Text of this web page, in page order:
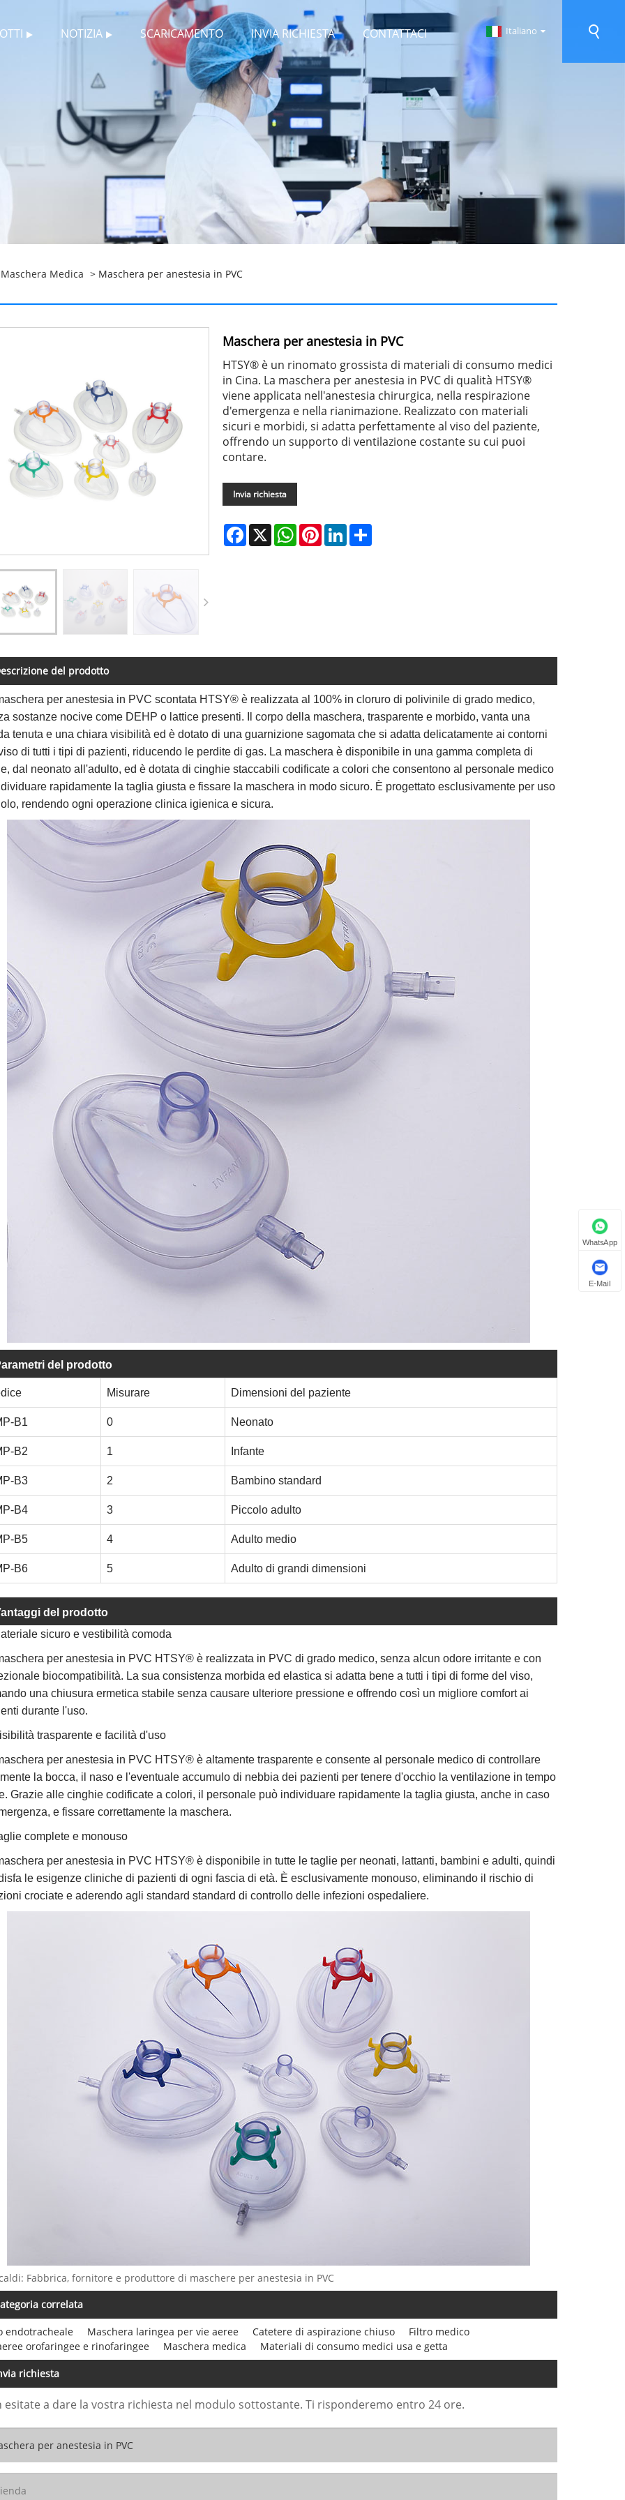
NOTIZIA SCARICAMENTO INVIA RICHIESTA CONTATTACI Italiano
Maschera Medica > Maschera per anestesia in PVC
Maschera per anestesia in PVC
HTSY® è un rinomato grossista di materiali di consumo medici
in Cina. La maschera per anestesia in PVC di qualità HTSY®
viene applicata nell'anestesia chirurgica, nella respirazione
d'emergenza e nella rianimazione. Realizzato con materiali
sicuri e morbidi, si adatta perfettamente al viso del paziente,
offrendo un supporto di ventilazione costante su cui puoi
contare.
Invia richiesta
Facebook
X WhatsAppPinterestLinkedInShare
del prodotto
per anestesia in PVC scontata HTSY® è realizzata al 100% in cloruro di polivinile di grado medico,
sostanze nocive come DEHP o lattice presenti. Il corpo della maschera, trasparente e morbido, vanta una
tenuta e una chiara visibilità ed è dotato di una guarnizione sagomata che si adatta delicatamente ai contorni
di tutti i tipi di pazienti, riducendo le perdite di gas. La maschera è disponibile in una gamma completa di
dal neonato all'adulto, ed è dotata di cinghie staccabili codificate a colori che consentono al personale medico
rapidamente la taglia giusta e fissare la maschera in modo sicuro. È progettato esclusivamente per uso
rendendo ogni operazione clinica igienica e sicura.
del prodotto
Misurare Dimensioni del paziente
B1 0 Neonato
B2 1 Infante
B3 2 Bambino standard
B4 3 Piccolo adulto
B5 4 Adulto medio
B6 5 Adulto di grandi dimensioni
del prodotto
sicuro e vestibilità comoda
per anestesia in PVC HTSY® è realizzata in PVC di grado medico, senza alcun odore irritante e con
biocompatibilità. La sua consistenza morbida ed elastica si adatta bene a tutti i tipi di forme del viso,
una chiusura ermetica stabile senza causare ulteriore pressione e offrendo così un migliore comfort ai
durante l'uso.
trasparente e facilità d'uso
per anestesia in PVC HTSY® è altamente trasparente e consente al personale medico di controllare
la bocca, il naso e l'eventuale accumulo di nebbia dei pazienti per tenere d'occhio la ventilazione in tempo
Grazie alle cinghie codificate a colori, il personale può individuare rapidamente la taglia giusta, anche in caso
e fissare correttamente la maschera.
complete e monouso
per anestesia in PVC HTSY® è disponibile in tutte le taglie per neonati, lattanti, bambini e adulti, quindi
le esigenze cliniche di pazienti di ogni fascia di età. È esclusivamente monouso, eliminando il rischio di
crociate e aderendo agli standard standard di controllo delle infezioni ospedaliere.
Fabbrica, fornitore e produttore di maschere per anestesia in PVC
correlata
endotracheale Maschera laringea per vie aeree Catetere di aspirazione chiuso
Filtro medico
orofaringee e rinofaringee
Maschera medica Materiali di consumo medici usa e getta
richiesta
esitate a dare la vostra richiesta nel modulo sottostante. Ti risponderemo entro 24 ore.
WhatsApp
E-Mail